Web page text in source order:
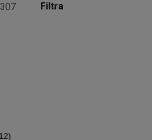
Filtra